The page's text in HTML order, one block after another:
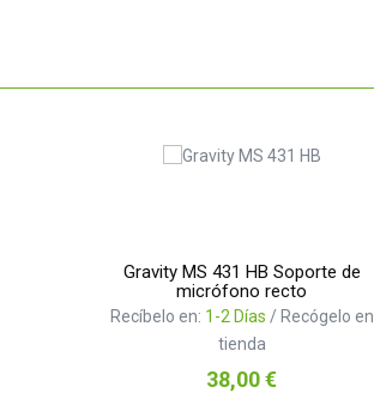
Gravity MS 431 HB Soporte de
micrófono recto
Recíbelo en: 1-2 Días / Recógelo en
tienda
Precio
38,00 €